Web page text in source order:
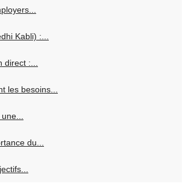
Kabli) :...
:...
les besoins...
du...